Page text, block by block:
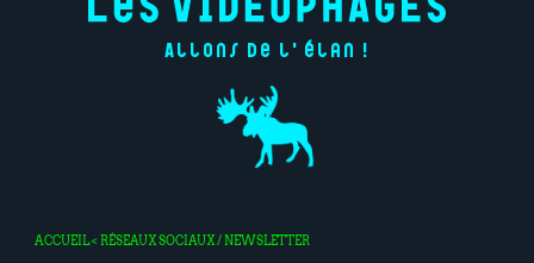
Allons de l'élan !
ACCUEIL< RÉSEAUX SOCIAUX / NEWSLETTER